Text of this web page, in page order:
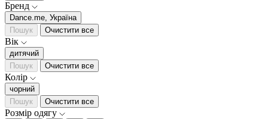
Бренд
Dance.me, Україна
Пошук
Очистити все
Вік
дитячий
Пошук
Очистити все
Колір
чорний
Пошук
Очистити все
Розмір одягу